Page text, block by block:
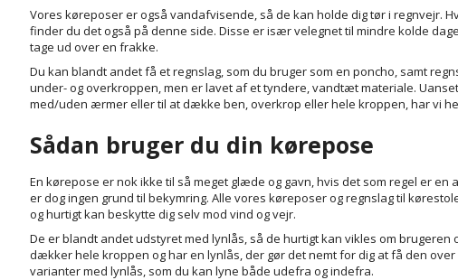
Vores køreposer er også vandafvisende, så de kan holde dig tør i regnvejr.
finder du det også på denne side. Disse er især velegnet til mindre kolde
tage ud over en frakke.
Du kan blandt andet få et regnslag, som du bruger som en poncho, samt
under- og overkroppen, men er lavet af et tyndere, vandtæt materiale.
med/uden ærmer eller til at dække ben, overkrop eller hele kroppen, har vi
Sådan bruger du din kørepose
En kørepose er nok ikke til så meget glæde og gavn, hvis det som regel er
er dog ingen grund til bekymring. Alle vores køreposer og regnslag til
og hurtigt kan beskytte dig selv mod vind og vejr.
De er blandt andet udstyret med lynlås, så de hurtigt kan vikles om
dækker hele kroppen og har en lynlås, der gør det nemt for dig at få den
varianter med lynlås, som du kan lyne både udefra og indefra.